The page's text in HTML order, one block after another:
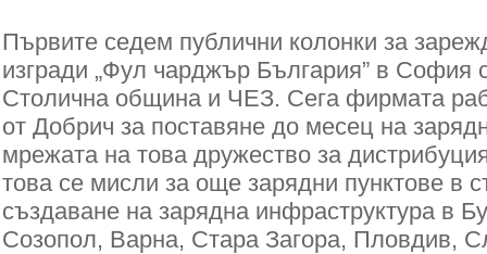
Първите седем публични колонки за
изгради „Фул чарджър България” в София
Столична община и ЧЕЗ. Сега фирмата
от Добрич за поставяне до месец на
мрежата на това дружество за
това се мисли за още зарядни пунктове в
създаване на зарядна инфраструктура в
Созопол, Варна, Стара Загора, Пловдив,